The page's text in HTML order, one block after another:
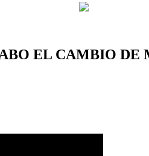
EL CAMBIO DE